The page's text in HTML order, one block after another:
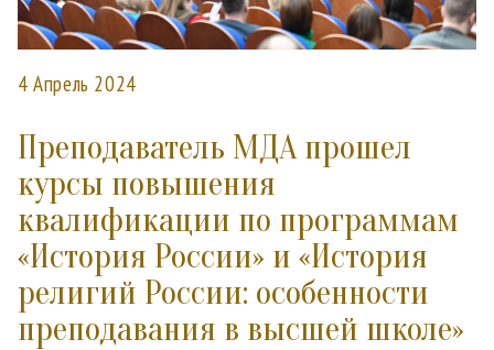
4 Апрель 2024
Преподаватель МДА прошел
курсы повышения
квалификации по программам
«История России» и «История
религий России: особенности
преподавания в высшей школе»